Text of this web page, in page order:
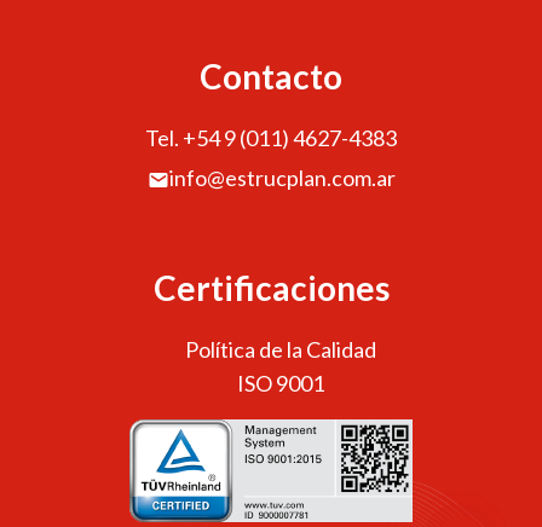
Contacto
Tel. +54 9 (011) 4627-4383
info@estrucplan.com.ar
Certificaciones
Política de la Calidad
ISO 9001